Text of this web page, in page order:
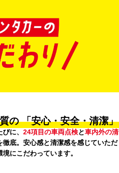
の 「安心・安全・清潔」
に、 24項目の車両点検と車内外の清
徹底。安心感と清潔感を感じていただ
境にこだわっています。